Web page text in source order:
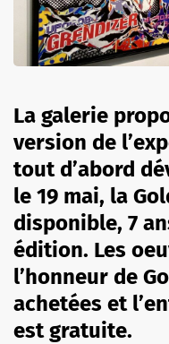
La galerie
version de
tout d’abord
le 19 mai, la
disponible, 7
édition. Les
l’honneur de
achetées et
est gratuite.